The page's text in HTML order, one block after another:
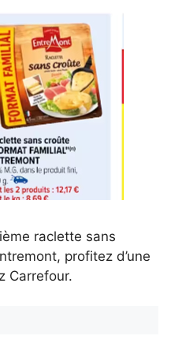
raclette sans
profitez d’une
Carrefour.